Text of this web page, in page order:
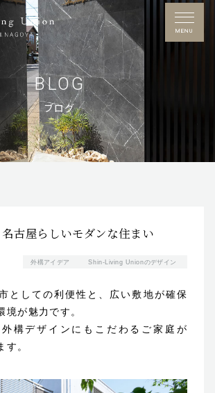
MENU
展示場アクセス
Dial0120-53-7272
BLOG
ブログ
古屋らしいモダンな住まい
外構アイデア Shin-Living Unionのデザイン
としての利便性と、広い敷地が確保
境が魅力です。
構デザインにもこだわるご家庭が
す。